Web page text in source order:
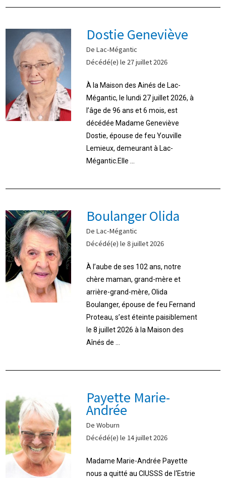
Dostie Geneviève
De Lac-Mégantic
Décédé(e) le 27 juillet 2026
À la Maison des Ainés de Lac-
Mégantic, le lundi 27 juillet 2026, à
l’âge de 96 ans et 6 mois, est
décédée Madame Geneviève
Dostie, épouse de feu Youville
Lemieux, demeurant à Lac-
Mégantic.Elle ...
Boulanger Olida
De Lac-Mégantic
Décédé(e) le 8 juillet 2026
À l’aube de ses 102 ans, notre
chère maman, grand-mère et
arrière-grand-mère, Olida
Boulanger, épouse de feu Fernand
Proteau, s’est éteinte paisiblement
le 8 juillet 2026 à la Maison des
Aînés de ...
Payette Marie-
Andrée
De Woburn
Décédé(e) le 14 juillet 2026
Madame Marie-Andrée Payette
nous a quitté au CIUSSS de l‘Estrie